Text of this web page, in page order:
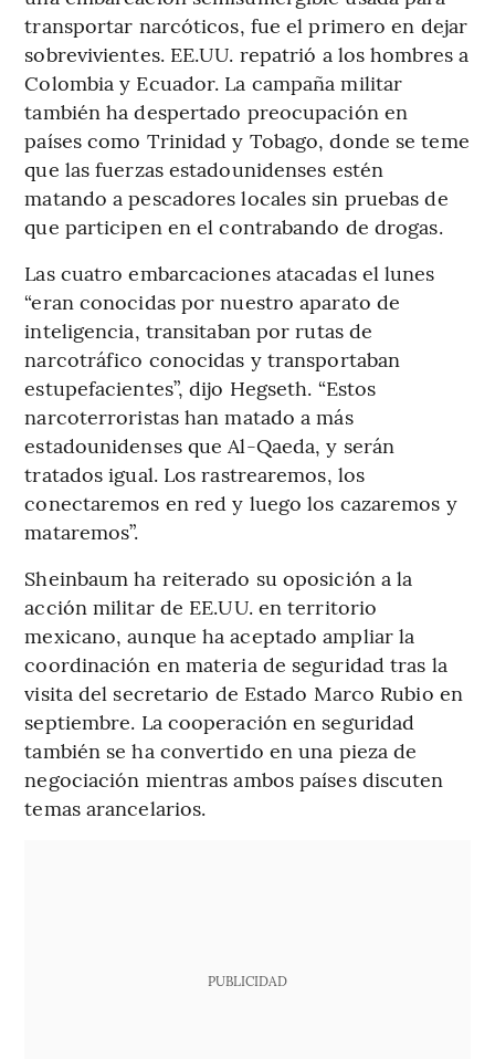
transportar narcóticos, fue el primero en dejar
sobrevivientes. EE.UU. repatrió a los hombres a
Colombia y Ecuador. La campaña militar
también ha despertado preocupación en
países como Trinidad y Tobago, donde se teme
que las fuerzas estadounidenses estén
matando a pescadores locales sin pruebas de
que participen en el contrabando de drogas.
Las cuatro embarcaciones atacadas el lunes
“eran conocidas por nuestro aparato de
inteligencia, transitaban por rutas de
narcotráfico conocidas y transportaban
estupefacientes”, dijo Hegseth. “Estos
narcoterroristas han matado a más
estadounidenses que Al-Qaeda, y serán
tratados igual. Los rastrearemos, los
conectaremos en red y luego los cazaremos y
mataremos”.
Sheinbaum ha reiterado su oposición a la
acción militar de EE.UU. en territorio
mexicano, aunque ha aceptado ampliar la
coordinación en materia de seguridad tras la
visita del secretario de Estado Marco Rubio en
septiembre. La cooperación en seguridad
también se ha convertido en una pieza de
negociación mientras ambos países discuten
temas arancelarios.
PUBLICIDAD